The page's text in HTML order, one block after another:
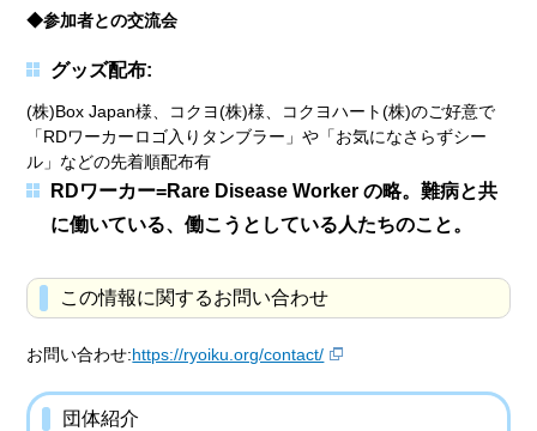
◆参加者との交流会
グッズ配布:
(株)Box Japan様、コクヨ(株)様、コクヨハート(株)のご好意で
「RDワーカーロゴ入りタンブラー」や「お気になさらずシー
ル」などの先着順配布有
RDワーカー=Rare Disease Worker の略。難病と共
に働いている、働こうとしている人たちのこと。
この情報に関するお問い合わせ
お問い合わせ:https://ryoiku.org/contact/
団体紹介